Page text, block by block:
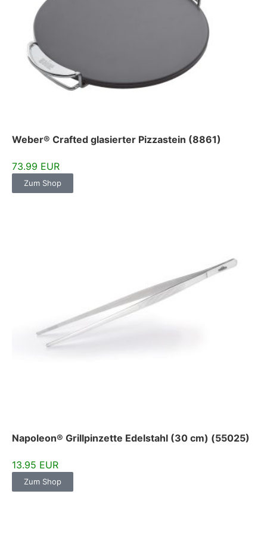
Weber® Crafted glasierter Pizzastein (8861)
73.99 EUR
Zum Shop
Napoleon® Grillpinzette Edelstahl (30 cm) (55025)
13.95 EUR
Zum Shop